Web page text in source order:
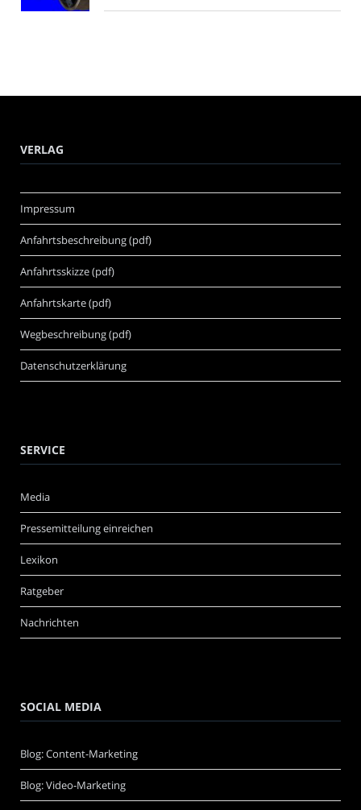
VERLAG
Impressum
Anfahrtsbeschreibung (pdf)
Anfahrtsskizze (pdf)
Anfahrtskarte (pdf)
Wegbeschreibung (pdf)
Datenschutzerklärung
SERVICE
Media
Pressemitteilung einreichen
Lexikon
Ratgeber
Nachrichten
SOCIAL MEDIA
Blog: Content-Marketing
Blog: Video-Marketing